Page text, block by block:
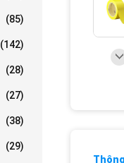
(85)
(142)
(28)
(27)
(38)
(29)